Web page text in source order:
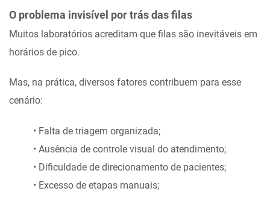
O problema invisível por trás das filas
Muitos laboratórios acreditam que filas são inevitáveis em
horários de pico.
Mas, na prática, diversos fatores contribuem para esse
cenário:
• Falta de triagem organizada;
• Ausência de controle visual do atendimento;
• Dificuldade de direcionamento de pacientes;
• Excesso de etapas manuais;